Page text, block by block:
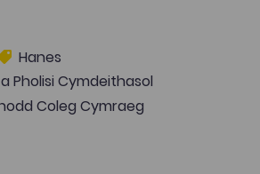
Hanes
Pholisi Cymdeithasol
Coleg Cymraeg